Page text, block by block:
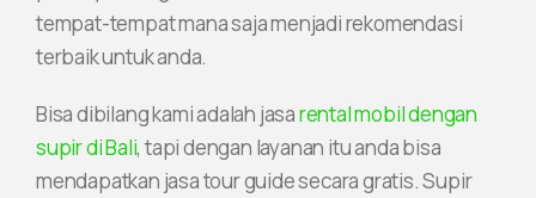
tempat-tempat mana saja menjadi rekomendasi
terbaik untuk anda.
Bisa dibilang kami adalah jasarental mobil dengan
supir di Bali, tapi dengan layanan itu anda bisa
mendapatkan jasa tour guide secara gratis. Supir